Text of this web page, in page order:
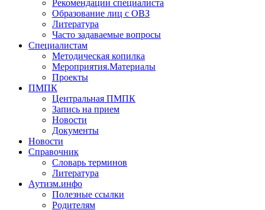
Рекомендации специалиста
Образование лиц с ОВЗ
Литература
Часто задаваемые вопросы
Специалистам
Методическая копилка
Мероприятия.Материалы
Проекты
ПМПК
Центральная ПМПК
Запись на прием
Новости
Документы
Новости
Справочник
Словарь терминов
Литература
Аутизм.инфо
Полезные ссылки
Родителям